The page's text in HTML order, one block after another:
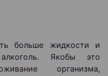
больше жидкости и
Якобы это
организма,